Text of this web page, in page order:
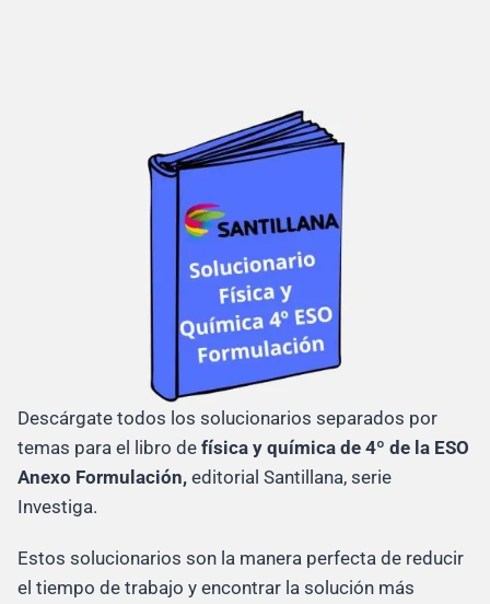
Descárgate todos los solucionarios separados por
temas para el libro de física y química de 4º de la ESO
Anexo Formulación, editorial Santillana, serie
Investiga.
Estos solucionarios son la manera perfecta de reducir
el tiempo de trabajo y encontrar la solución más